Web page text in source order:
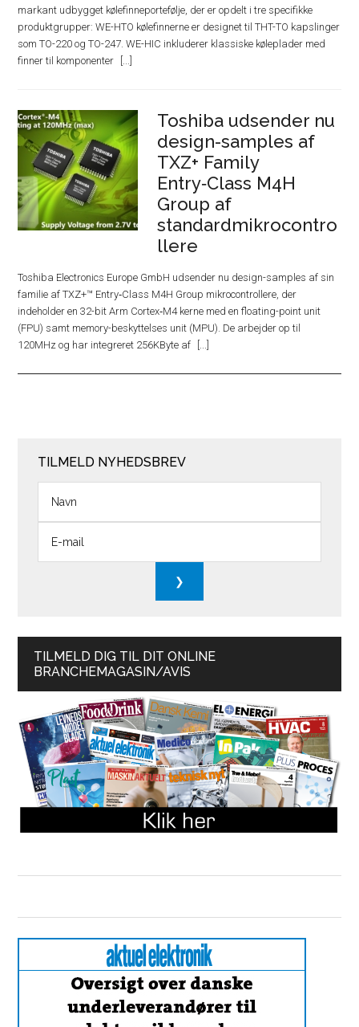
markant udbygget kølefinneportefølje, der er opdelt i tre specifikke
produktgrupper: WE-HTO kølefinnerne er designet til THT-TO kapslinger
som TO-220 og TO-247. WE-HIC inkluderer klassiske køleplader med
finner til komponenter
Toshiba udsender nu
design-samples af
TXZ+ Family
Entry‑Class M4H
Group af
standardmikrocontro
llere
Toshiba Electronics Europe GmbH udsender nu design-samples af sin
familie af TXZ+™ Entry‑Class M4H Group mikrocontrollere, der
indeholder en 32-bit Arm Cortex‑M4 kerne med en floating-point unit
(FPU) samt memory-beskyttelses unit (MPU). De arbejder op til
120MHz og har integreret 256KByte af
TILMELD NYHEDSBREV
TILMELD DIG TIL DIT ONLINE
BRANCHEMAGASIN/AVIS